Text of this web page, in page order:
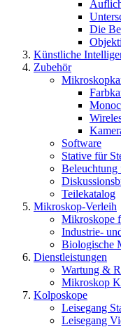
Die
Künstliche
Zubehör
Software
Stative für
Beleuchtung
Teilekatalog
Mikroskop-Verleih
Mikroskope
Industrie-
Biologische
Dienstleistungen
Wartung &
Mikroskop
Kolposkope
Leisegang
Leisegang